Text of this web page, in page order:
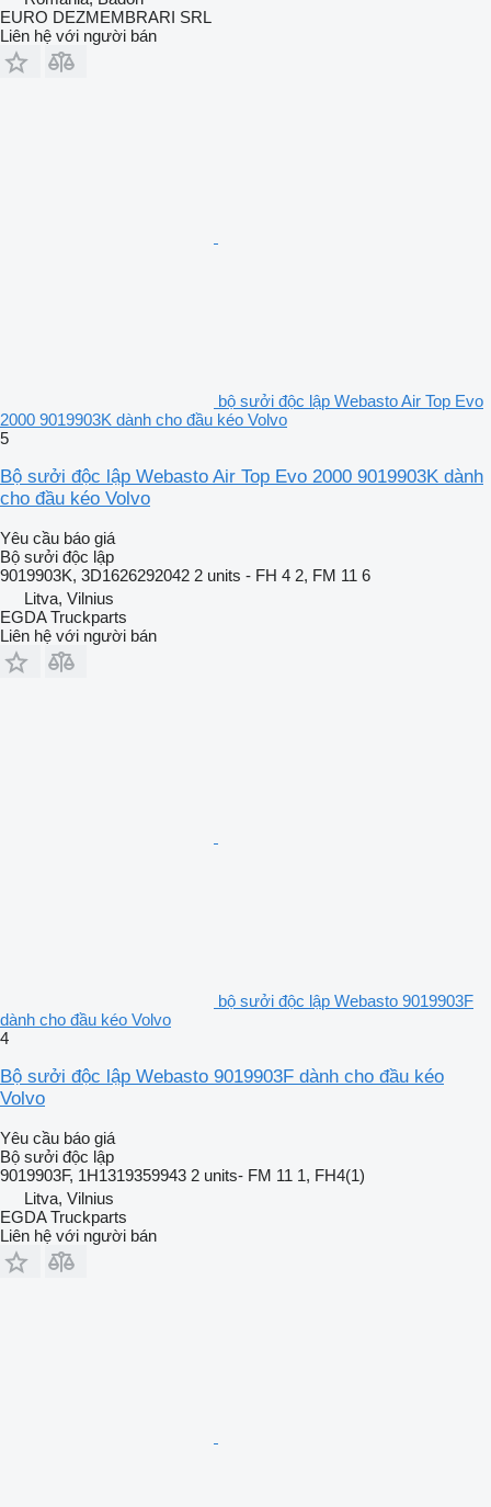
EURO DEZMEMBRARI SRL
Liên hệ với người bán
bộ sưởi độc lập Webasto Air Top Evo
2000 9019903K dành cho đầu kéo Volvo
5
Bộ sưởi độc lập Webasto Air Top Evo 2000 9019903K dành
cho đầu kéo Volvo
Yêu cầu báo giá
Bộ sưởi độc lập
9019903K, 3D1626292042 2 units - FH 4 2, FM 11 6
Litva, Vilnius
EGDA Truckparts
Liên hệ với người bán
bộ sưởi độc lập Webasto 9019903F
dành cho đầu kéo Volvo
4
Bộ sưởi độc lập Webasto 9019903F dành cho đầu kéo
Volvo
Yêu cầu báo giá
Bộ sưởi độc lập
9019903F, 1H1319359943 2 units- FM 11 1, FH4(1)
Litva, Vilnius
EGDA Truckparts
Liên hệ với người bán